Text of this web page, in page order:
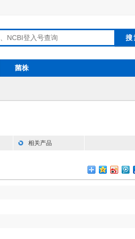
菌株
相关产品